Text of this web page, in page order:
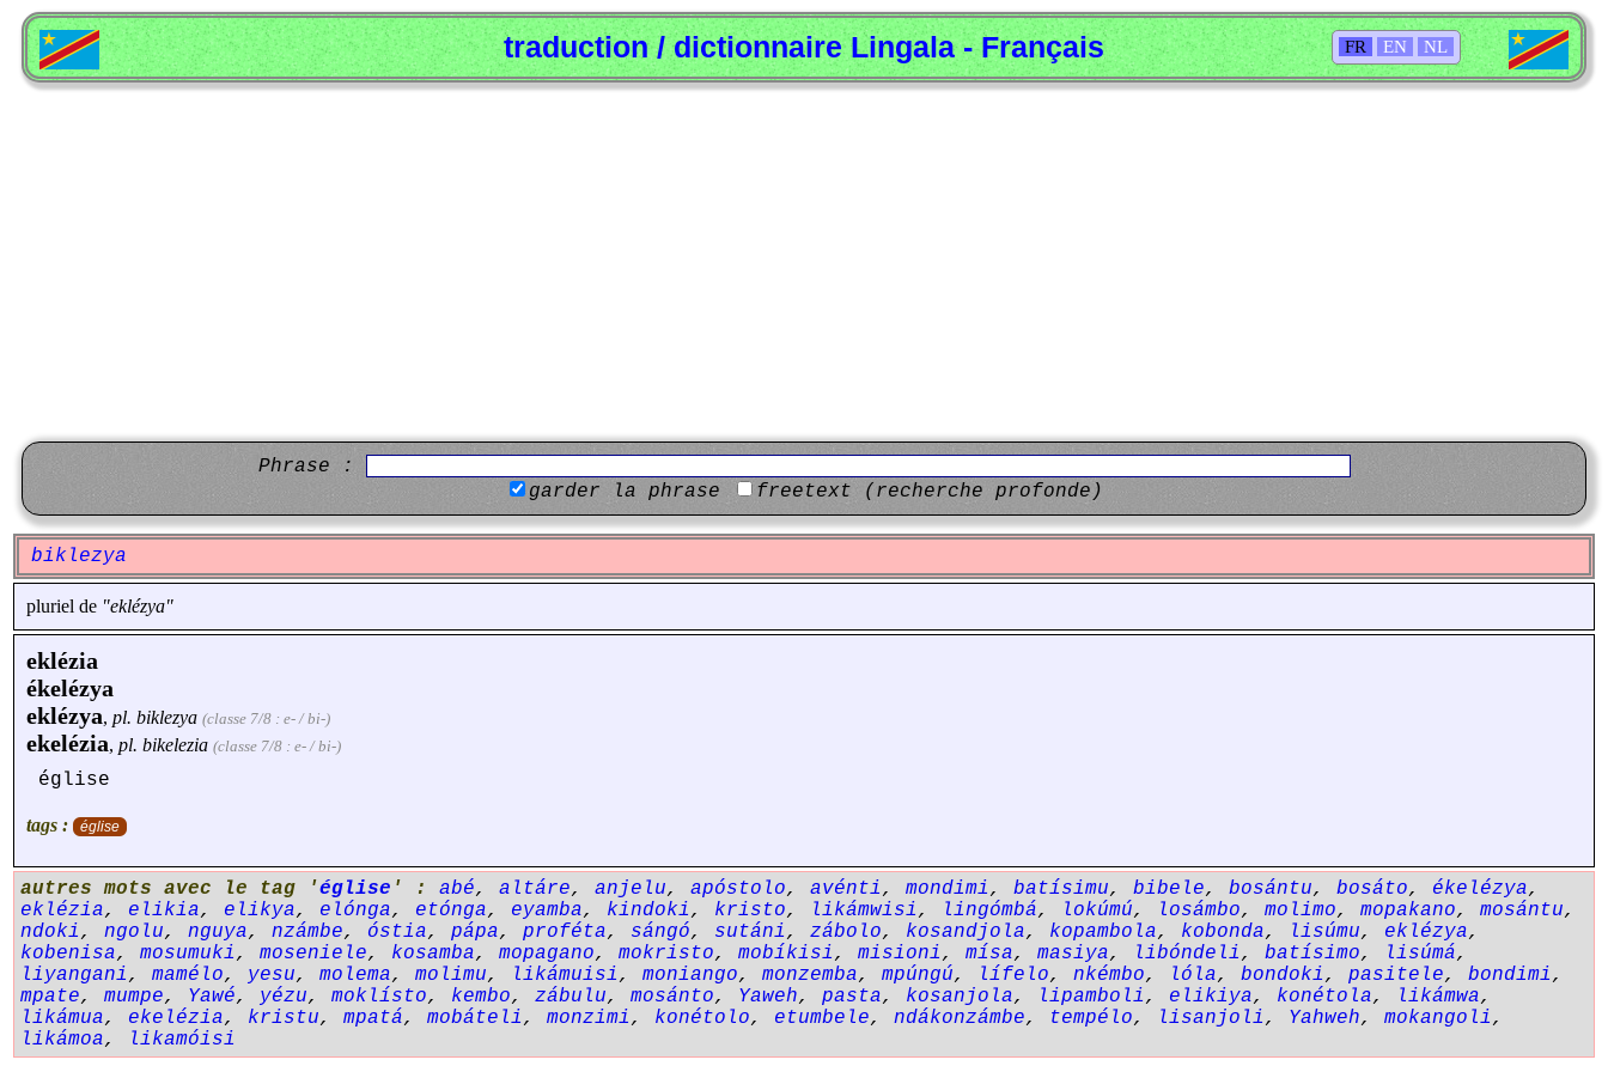
FR EN NL
traduction / dictionnaire Lingala - Français
Phrase :
garder la phrase
freetext (recherche profonde)
biklezya
pluriel de "eklézya"
eklézia
ékelézya
eklézya, pl. biklezya (classe 7/8 : e- / bi-)
ekelézia, pl. bikelezia (classe 7/8 : e- / bi-)
église
tags : église
autres mots avec le tag 'église ' : abé, altáre, anjelu, apóstolo, avénti, mondimi, batísimu, bibele, bosántu, bosáto, ékelézya,
eklézia, elikia, elikya, elónga, etónga, eyamba, kindoki, kristo, likámwisi, lingómbá, lokúmú, losámbo, molimo, mopakano, mosántu,
ndoki, ngolu, nguya, nzámbe, óstia, pápa, proféta, sángó, sutáni, zábolo, kosandjola, kopambola, kobonda, lisúmu, eklézya,
kobenisa, mosumuki, moseniele, kosamba, mopagano, mokristo, mobíkisi, misioni, mísa, masiya, libóndeli, batísimo, lisúmá,
liyangani, mamélo, yesu, molema, molimu, likámuisi, moniango, monzemba, mpúngú, lífelo, nkémbo, lóla, bondoki, pasitele, bondimi,
mpate, mumpe, Yawé, yézu, moklísto, kembo, zábulu, mosánto, Yaweh, pasta, kosanjola, lipamboli, elikiya, konétola, likámwa,
likámua, ekelézia, kristu, mpatá, mobáteli, monzimi, konétolo, etumbele, ndákonzámbe, tempélo, lisanjoli, Yahweh, mokangoli,
likámoa, likamóisi